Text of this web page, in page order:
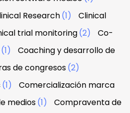
Research(1)
Clinical
trial monitoring(2)
Co-
(1)
Coaching y desarrollo de
de congresos(2)
(1)
Comercialización marca
medios(1)
Compraventa de